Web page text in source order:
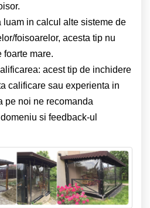
luam in calcul alte sisteme de
foisoarelor, acesta tip nu
foarte mare.
acest tip de inchidere
calificare sau experienta in
pe noi ne recomanda
si feedback-ul